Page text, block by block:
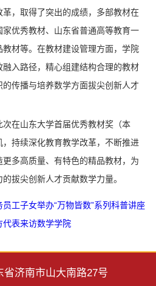
，取得了突出的成绩，多部教材在
优秀教材、山东省普通高等教育一
材等。在教材建设管理方面，学院
入路径，精心组建结构合理的教材
传播与培养数学方面拔尖创新人才
在山东大学首届优秀教材奖（本
持续深化教育教学改革，不断推进
多高质量、有特色的精品教材，为
拔尖创新人才贡献数学力量。
工子女举办“万物皆数”系列科普讲座
代表来访数学学院
省济南市山大南路27号